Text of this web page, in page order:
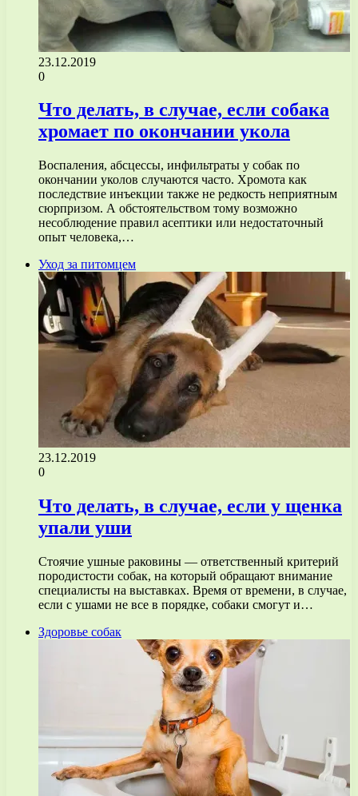
23.12.2019
0
Что делать, в случае, если собака
хромает по окончании укола
Воспаления, абсцессы, инфильтраты у собак по
окончании уколов случаются часто. Хромота как
последствие инъекции также не редкость неприятным
сюрпризом. А обстоятельством тому возможно
несоблюдение правил асептики или недостаточный
опыт человека,…
Уход за питомцем
23.12.2019
0
Что делать, в случае, если у щенка
упали уши
Стоячие ушные раковины — ответственный критерий
породистости собак, на который обращают внимание
специалисты на выставках. Время от времени, в случае,
если с ушами не все в порядке, собаки смогут и…
Здоровье собак